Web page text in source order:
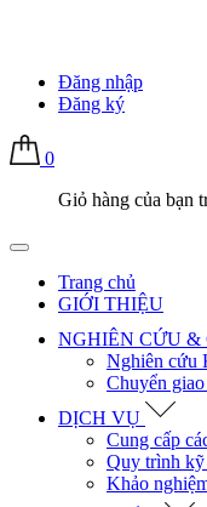
Đăng nhập
Đăng ký
0
Giỏ hàng của bạn
Trang chủ
GIỚI THIỆU
NGHIÊN CỨU &
Nghiên cứu
Chuyển
DỊCH VỤ
Cung cấp
Quy trình kỹ
Khảo